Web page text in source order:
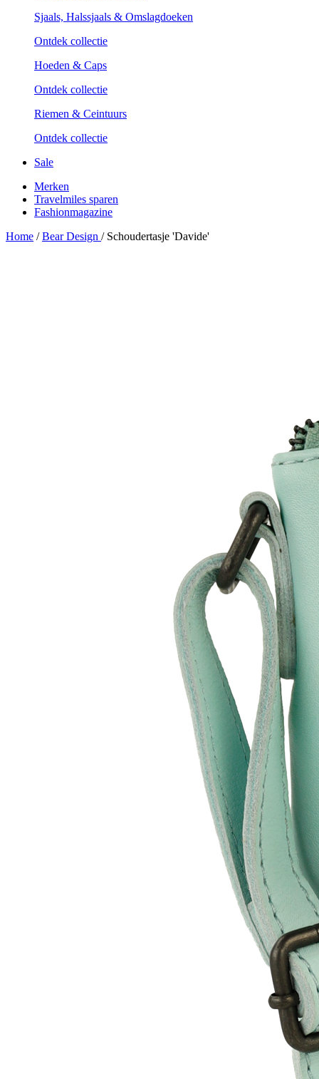
Sjaals, Halssjaals & Omslagdoeken
Ontdek collectie
Hoeden & Caps
Ontdek collectie
Riemen & Ceintuurs
Ontdek collectie
Sale
Merken
Travelmiles sparen
Fashionmagazine
Home / Bear Design / Schoudertasje 'Davide'